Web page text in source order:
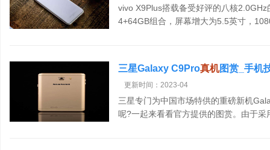
vivo X9Plus搭载备受好评的八核
4+64GB组合，屏幕增大为5.5英寸，
三星Galaxy C9Pro真机图赏_手机
更新时间：2023-04
三星专门为中国市场特供的重磅新机
呢?一起来看看官方提供的图赏。由于